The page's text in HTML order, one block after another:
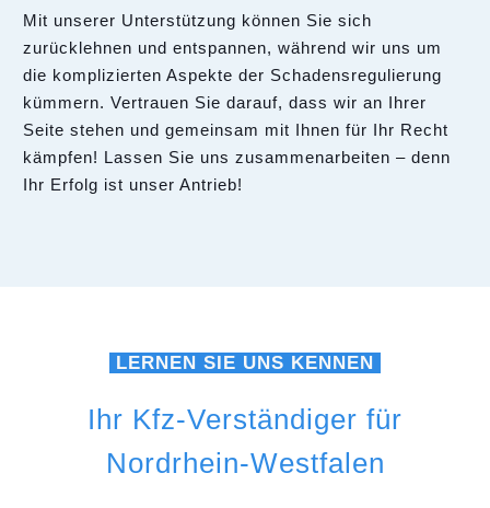
Mit unserer Unterstützung können Sie sich
zurücklehnen und entspannen, während wir uns um
die komplizierten Aspekte der Schadensregulierung
kümmern. Vertrauen Sie darauf, dass wir an Ihrer
Seite stehen und gemeinsam mit Ihnen für Ihr Recht
kämpfen! Lassen Sie uns zusammenarbeiten – denn
Ihr Erfolg ist unser Antrieb!
LERNEN SIE UNS KENNEN
Ihr Kfz-Verständiger für
Nordrhein-Westfalen